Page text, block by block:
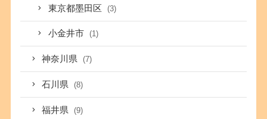
東京都墨田区 (3)
小金井市 (1)
神奈川県 (7)
石川県 (8)
福井県 (9)